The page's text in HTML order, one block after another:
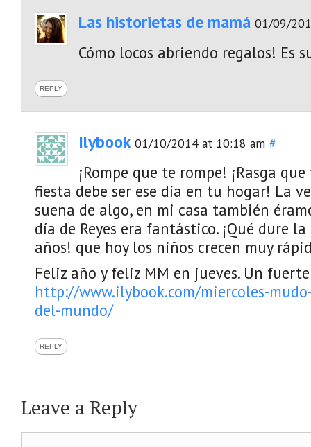
Las historietas de mamá 01/09/
Cómo locos abriendo regalos! Es
REPLY
Ilybook 01/10/2014 at 10:18 am #
¡Rompe que te rompe! ¡Rasga
fiesta debe ser ese día en tu hogar! La
suena de algo, en mi casa también
día de Reyes era fantástico. ¡Qué dure
años! que hoy los niños crecen muy
Feliz año y feliz MM en jueves. Un
http://www.ilybook.com/miercoles-
del-mundo/
REPLY
Leave a Reply